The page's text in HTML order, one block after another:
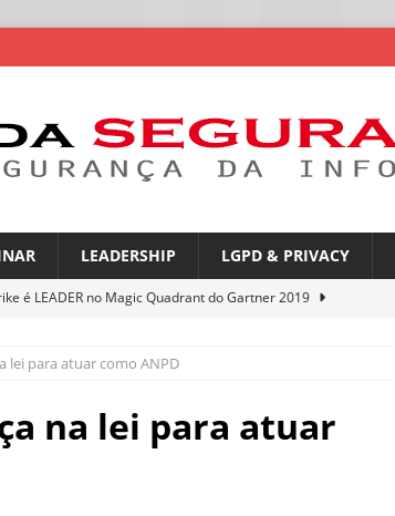
LEADERSHIP LGPD & PRIVACY
é LEADER no Magic Quadrant do Gartner 2019
é a segunda região mais exposta a ciberameaças
desafio de segurança e governança nas redes corporativas
lei para atuar como ANPD
na lei para atuar